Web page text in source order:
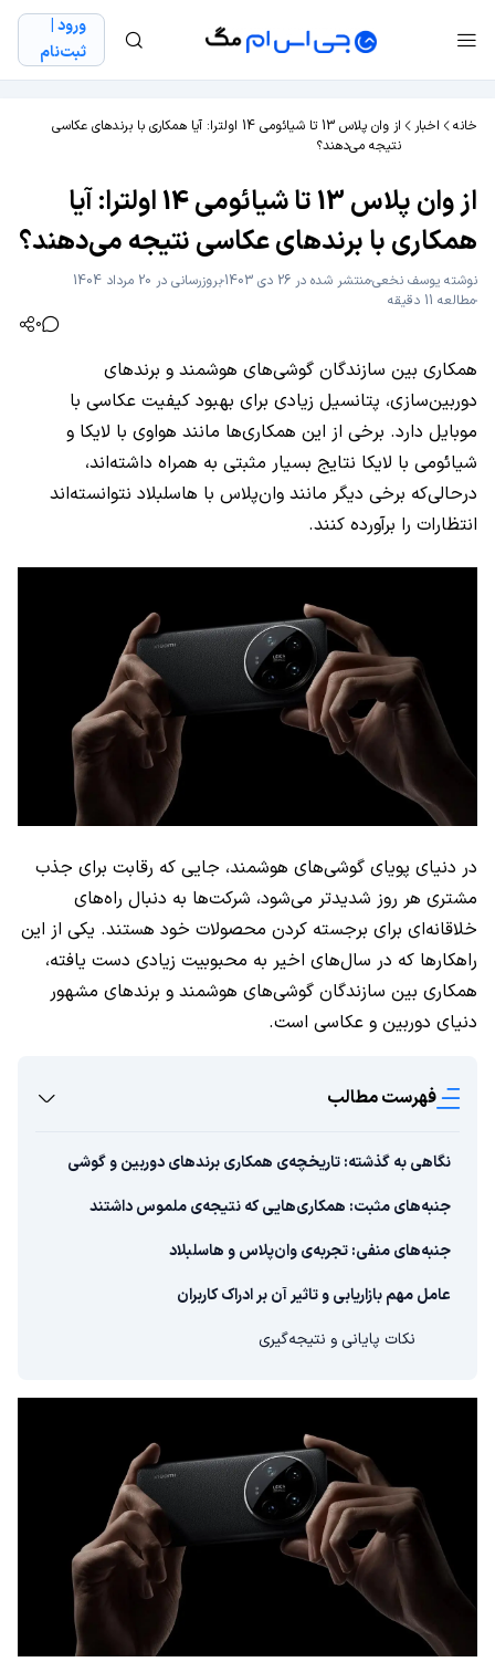
ورود |
ثبت‌نام
خانه اخبار
از وان پلاس 13 تا شیائومی 14 اولترا: آیا همکاری با برندهای عکاسی
نتیجه می‌دهند؟
از وان پلاس 13 تا شیائومی 14 اولترا: آیا
همکاری با برندهای عکاسی نتیجه می‌دهند؟
نوشته یوسف نخعیمنتشر شده در 26 دی 1403
بروزرسانی در 20 مرداد 1404
مطالعه 11 دقیقه
0
همکاری بین سازندگان گوشی‌های هوشمند و برندهای
دوربین‌سازی، پتانسیل زیادی برای بهبود کیفیت عکاسی با
موبایل دارد. برخی از این همکاری‌ها مانند هواوی با لایکا و
شیائومی با لایکا نتایج بسیار مثبتی به همراه داشته‌اند،
درحالی‌که برخی دیگر مانند وان‌پلاس با هاسلبلاد نتوانسته‌اند
انتظارات را برآورده کنند.
در دنیای پویای گوشی‌های هوشمند، جایی که رقابت برای جذب
مشتری هر روز شدیدتر می‌شود، شرکت‌ها به دنبال راه‌های
خلاقانه‌ای برای برجسته کردن محصولات خود هستند. یکی از این
راهکارها که در سال‌های اخیر به محبوبیت زیادی دست یافته،
همکاری بین سازندگان گوشی‌های هوشمند و برندهای مشهور
دنیای دوربین و عکاسی است.
فهرست مطالب
نگاهی به گذشته: تاریخچه‌ی همکاری برندهای دوربین و گوشی
جنبه‌های مثبت: همکاری‌هایی که نتیجه‌ی ملموس داشتند
جنبه‌های منفی: تجربه‌ی وان‌پلاس و هاسلبلاد
عامل مهم بازاریابی و تاثیر آن بر ادراک کاربران
نکات پایانی و نتیجه‌گیری